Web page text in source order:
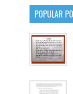
POPULAR